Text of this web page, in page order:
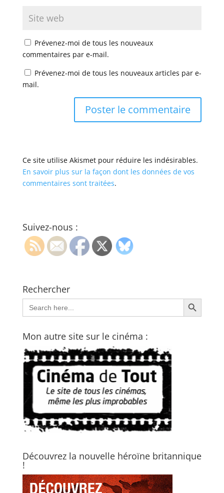
Prévenez-moi de tous les nouveaux
commentaires par e-mail.
Prévenez-moi de tous les nouveaux articles par e-
mail.
Ce site utilise Akismet pour réduire les indésirables.
En savoir plus sur la façon dont les données de vos
commentaires sont traitées.
Suivez-nous :
Rechercher
Search
for:
Search Button
Mon autre site sur le cinéma :
Découvrez la nouvelle héroïne britannique
!